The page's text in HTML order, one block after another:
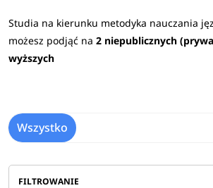
Studia na kierunku metodyka nauczania
możesz podjąć na 2 niepublicznych
wyższych
Wszystko
FILTROWANIE